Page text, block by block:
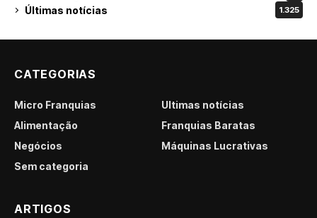
Últimas notícias 1.325
CATEGORIAS
Micro Franquias
Últimas notícias
Alimentação
Franquias Baratas
Negócios
Máquinas Lucrativas
Sem categoria
ARTIGOS